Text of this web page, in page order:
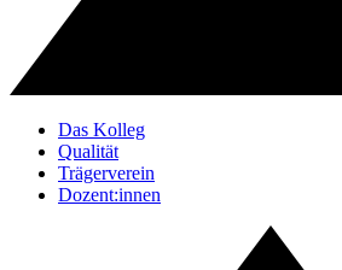
Das Kolleg
Qualität
Trägerverein
Dozent:innen